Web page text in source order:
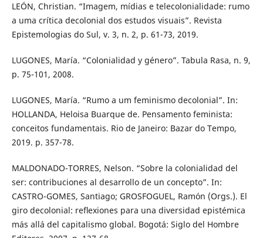
LEÓN, Christian. “Imagem, mídias e telecolonialidade: rumo
a uma crítica decolonial dos estudos visuais”. Revista
Epistemologias do Sul, v. 3, n. 2, p. 61-73, 2019.
LUGONES, María. “Colonialidad y género”. Tabula Rasa, n. 9,
p. 75-101, 2008.
LUGONES, María. “Rumo a um feminismo decolonial”. In:
HOLLANDA, Heloisa Buarque de. Pensamento feminista:
conceitos fundamentais. Rio de Janeiro: Bazar do Tempo,
2019. p. 357-78.
MALDONADO-TORRES, Nelson. “Sobre la colonialidad del
ser: contribuciones al desarrollo de un concepto”. In:
CASTRO-GOMES, Santiago; GROSFOGUEL, Ramón (Orgs.). El
giro decolonial: reﬂexiones para una diversidad epistémica
más allá del capitalismo global. Bogotá: Siglo del Hombre